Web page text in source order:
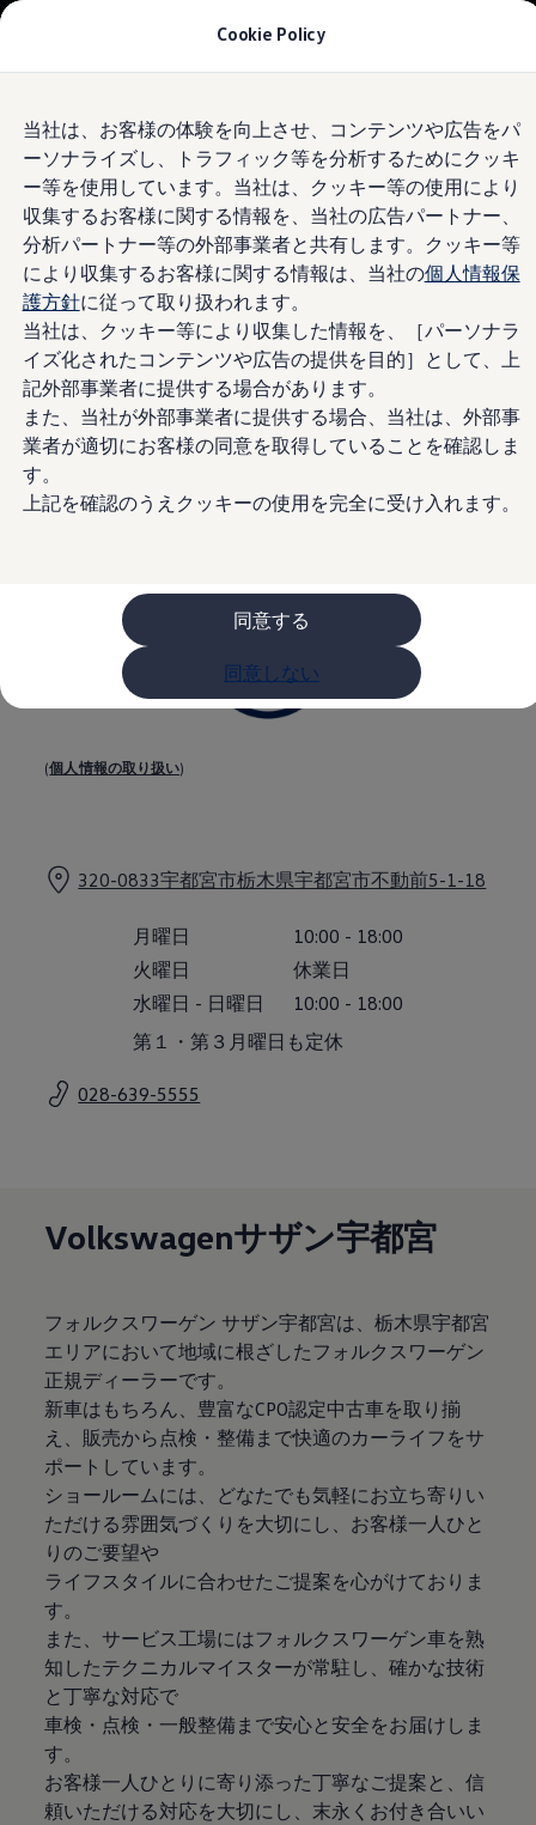
Cookie Policy
当社は、お客様の体験を向上させ、コンテンツや広告をパ
ーソナライズし、トラフィック等を分析するためにクッキ
ー等を使用しています。当社は、クッキー等の使用により
収集するお客様に関する情報を、当社の広告パートナー、
分析パートナー等の外部事業者と共有します。クッキー等
により収集するお客様に関する情報は、当社の個人情報保
護方針に従って取り扱われます。
当社は、クッキー等により収集した情報を、［パーソナラ
イズ化されたコンテンツや広告の提供を目的］として、上
記外部事業者に提供する場合があります。
また、当社が外部事業者に提供する場合、当社は、外部事
業者が適切にお客様の同意を取得していることを確認しま
す。
上記を確認のうえクッキーの使用を完全に受け入れます。
同意する
同意しない
main
content
to
footer
モデル＆見積りシミュレーション
セーフティ マイスター
ID. Buzz
T-Cross
Tiguan
Golf
Golf GTI
Golf R
Golf Variant
Golf R Variant
Passat
ID.4
Polo
Polo GTI
Golf Touran
T-Roc
T-Roc R
フォルクスワーゲンマガジン
キャンペーン/イベント
レビュー動画
オファー
Golf お乗り換えを10万円補助
Tiguan 購入後、5年間の安心サポートが無償
Golf Variant お乗り換えを10万円補助
Volkswagenアンバサダープログラム
ファイナンシャルサービス
フォルクスワーゲン自動車保険プラス
Volkswagen Card
カスタマーポータル 登録・ログイン
Match Maker 登録・ログイン
補助金・エコカー優遇制度
ID.4
Golf
Golf Variant
ID. Buzz
サービスと純正部品
フォルクスワーゲン純正部品のメリット
路上故障に関するサポート
フォルクスワーゲンサービス
アクセサリー
Drive Recorder
お客様情報
リサイクルへの取組み
警告灯とインジケーターランプ
特定整備情報
ユーザーガイド
運転上の注意
自動車リサイクル法
ロイヤリティプログラム
安心プログラム
メンテナンスプログラム
延長保証ウォルフィサポート
カスタマーセンター
認定中古車
“Certified Pre-Owned”の品質とは
延長保証サービスガイド
9つの約束
スマート買取
キャンペーン/ファイナンスプログラム
フォルクスワーゲンについて
企業情報
会社概要
会社概要EN
Volkswagenサザン宇都宮
4.8|230 レビュー
(個人情報の取り扱い)
320-0833宇都宮市栃木県宇都宮市不動前5-1-18
028-639-5555
月曜日 10:00 - 18:00
火曜日
休業日
水曜日 - 日曜日 10:00 - 18:00
第１・第３月曜日も定休
Volkswagenサザン宇都宮
フォルクスワーゲン サザン宇都宮は、栃木県宇都宮
エリアにおいて地域に根ざしたフォルクスワーゲン
正規ディーラーです。
新車はもちろん、豊富なCPO認定中古車を取り揃
え、販売から点検・整備まで快適のカーライフをサ
ポートしています。
ショールームには、どなたでも気軽にお立ち寄りい
ただける雰囲気づくりを大切にし、お客様一人ひと
りのご要望や
ライフスタイルに合わせたご提案を心がけておりま
す。
また、サービス工場にはフォルクスワーゲン車を熟
知したテクニカルマイスターが常駐し、確かな技術
と丁寧な対応で
車検・点検・一般整備まで安心と安全をお届けしま
す。
お客様一人ひとりに寄り添った丁寧なご提案と、信
頼いただける対応を大切にし、末永くお付き合いい